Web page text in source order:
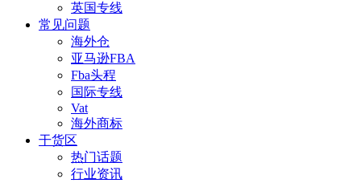
英国专线
常见问题
海外仓
亚马逊FBA
Fba头程
国际专线
Vat
海外商标
干货区
热门话题
行业资讯